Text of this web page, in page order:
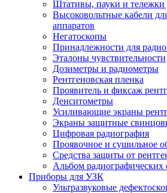
Штативы, пауки и тележки
Высоковольтные кабели
аппаратов
Негатоскопы
Принадлежности для
Эталоны чувствительности
Дозиметры и радиометры
Рентгеновская пленка
Проявитель и фиксаж
Денситометры
Усиливающие экраны
Экраны защитные
Цифровая радиография
Проявочное и сушильное
Средства защиты от
Альбом радиографических
Приборы для УЗК
Ультразвуковые